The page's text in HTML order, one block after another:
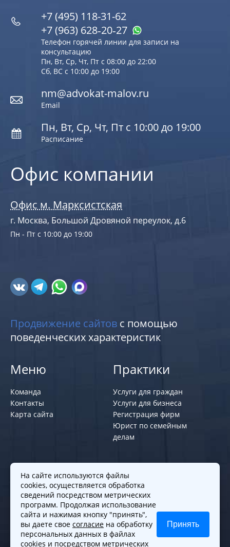
Офис компании
Офис м. Марксистская
г. Москва, Большой Дровяной переулок, д.6
Пн - Пт с 10:00 до 19:00
+7 (495) 118-31-62
+7 (963) 628‑20‑27
Телефон горячей линии для записи на
консультацию
Пн, Вт, Ср, Чт, Пт с 08:00 до 22:00
Сб, ВС с 10:00 до 19:00
nm@advokat-malov.ru
Email
Пн, Вт, Ср, Чт, Пт с 10:00 до 19:00
Расписание
Продвижение сайтов с помощью
поведенческих характеристик
Меню
Команда
Контакты
Карта сайта
Практики
Услуги для граждан
Услуги для бизнеса
Регистрация фирм
Юрист по семейным
делам
Политики и правила
Политика обработки персональных
данных
Согласие на обработку cookies
Согласие на обработку персональных
данных
На сайте используются файлы
cookies, осуществляется обработка
сведений посредством метрических
программ. Продолжая использование
сайта и нажимая кнопку "принять",
вы даете свое согласие на обработку
персональных данных в файлах
cookies и посредством метрических
Принять